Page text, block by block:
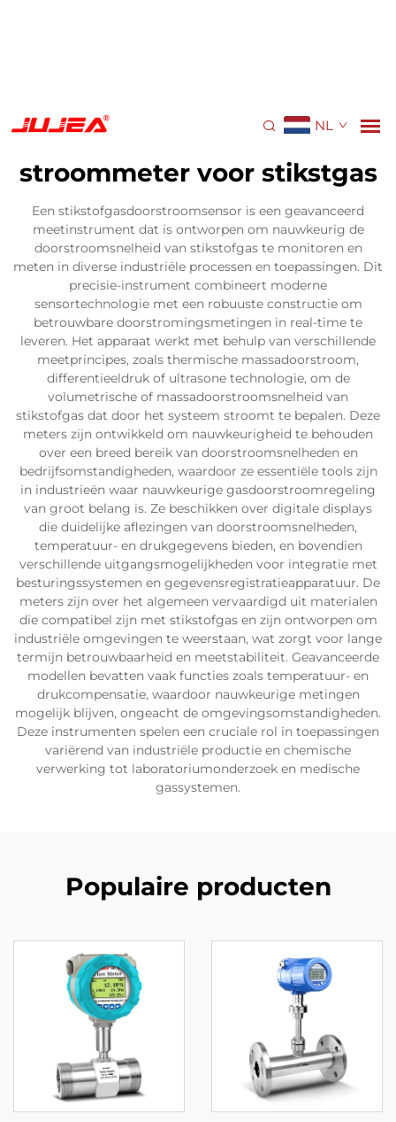
NL
stroommeter voor stikstgas
Een stikstofgasdoorstroomsensor is een geavanceerd
meetinstrument dat is ontworpen om nauwkeurig de
doorstroomsnelheid van stikstofgas te monitoren en
meten in diverse industriële processen en toepassingen. Dit
precisie-instrument combineert moderne
sensortechnologie met een robuuste constructie om
betrouwbare doorstromingsmetingen in real-time te
leveren. Het apparaat werkt met behulp van verschillende
meetprincipes, zoals thermische massadoorstroom,
differentieeldruk of ultrasone technologie, om de
volumetrische of massadoorstroomsnelheid van
stikstofgas dat door het systeem stroomt te bepalen. Deze
meters zijn ontwikkeld om nauwkeurigheid te behouden
over een breed bereik van doorstroomsnelheden en
bedrijfsomstandigheden, waardoor ze essentiële tools zijn
in industrieën waar nauwkeurige gasdoorstroomregeling
van groot belang is. Ze beschikken over digitale displays
die duidelijke aflezingen van doorstroomsnelheden,
temperatuur- en drukgegevens bieden, en bovendien
verschillende uitgangsmogelijkheden voor integratie met
besturingssystemen en gegevensregistratieapparatuur. De
meters zijn over het algemeen vervaardigd uit materialen
die compatibel zijn met stikstofgas en zijn ontworpen om
industriële omgevingen te weerstaan, wat zorgt voor lange
termijn betrouwbaarheid en meetstabiliteit. Geavanceerde
modellen bevatten vaak functies zoals temperatuur- en
drukcompensatie, waardoor nauwkeurige metingen
mogelijk blijven, ongeacht de omgevingsomstandigheden.
Deze instrumenten spelen een cruciale rol in toepassingen
variërend van industriële productie en chemische
verwerking tot laboratoriumonderzoek en medische
gassystemen.
Populaire producten